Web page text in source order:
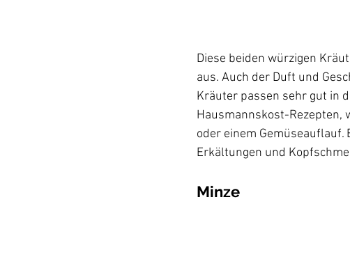
Diese beiden würzigen
aus. Auch der Duft und
Kräuter passen sehr gut in
Hausmannskost-Rezepten,
oder einem
Minze